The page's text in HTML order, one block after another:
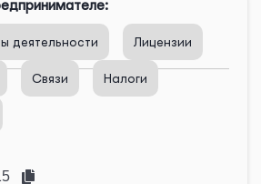
деятельности Лицензии
Связи Налоги